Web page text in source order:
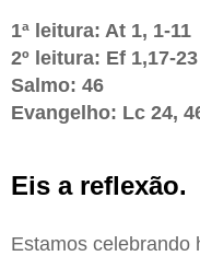
1ª leitura: At 1, 1-11
2º leitura: Ef 1,17-23
Salmo: 46
Evangelho: Lc 24,
Eis a reflexão.
Estamos celebrando